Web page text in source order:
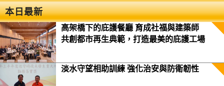
本日最新
高架橋下的庇護餐廳 育成社福與建築師
共創都市再生典範，打造最美的庇護工場
淡水守望相助訓練 強化治安與防衛韌性